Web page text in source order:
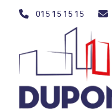
Ga naar hoofdinhoud
015 15 15 15